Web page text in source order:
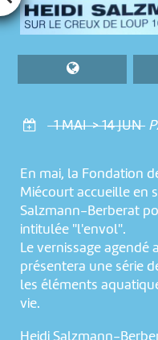
1 MAI > 14 JUN
En mai, la Fondation
Miécourt accueille en
Salzmann-Berberat
intitulée "l'envol".
Le vernissage agendé
présentera une série
les éléments
vie.
Heidi Salzmann-